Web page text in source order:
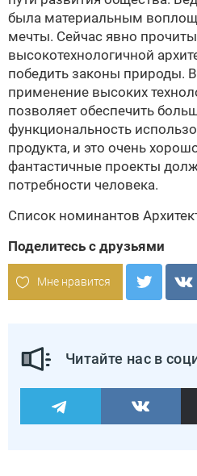
была материальным
мечты. Сейчас явно
высокотехнологичной
победить законы природы.
применение высоких
позволяет обеспечить
функциональность
продукта, и это очень
фантастичные проекты
потребности человека.
Список номинантов
Поделитесь с друзьями
Мне нравится
Читайте нас в